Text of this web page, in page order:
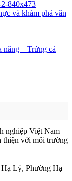
và khám phá văn
năng – Trứng cá
nghiệp Việt Nam
thiện với môi trường
Lý, Phường Hạ